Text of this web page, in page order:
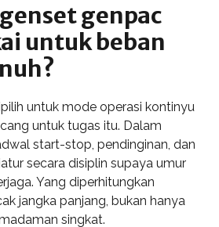
genpac
untuk beban
untuk mode operasi kontinyu
untuk tugas itu. Dalam
start-stop, pendinginan, dan
secara disiplin supaya umur
Yang diperhitungkan
jangka panjang, bukan hanya
singkat.